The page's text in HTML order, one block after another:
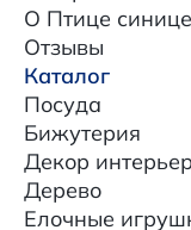
О Птице синице
Отзывы
Каталог
Посуда
Бижутерия
Декор
Дерево
Елочные